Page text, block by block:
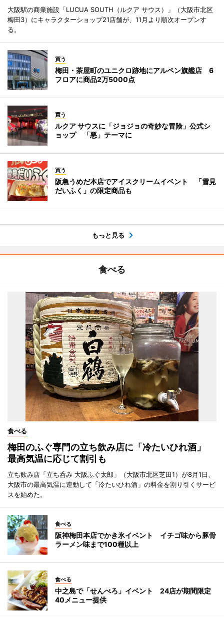
大阪駅の商業施設「LUCUA SOUTH（ルクア サウス）」（大阪市北区
梅田3）にキャラクターショップ21店舗が、11月より順次オープンす
る。
買う
梅田・茶屋町のユニクロ跡地にアルペン旗艦店 6
フロアに商品2万5000点
買う
ルクア サウスに「ジョジョの奇妙な冒険」公式シ
ョップ 「悪」テーマに
買う
阪急うめだ本店でアイスクリームイベント 「雪見
だいふく」の限定商品も
もっと見る
食べる
食べる
梅田のふぐ専門の立ち飲み店に「冷たいひれ酒」
最高気温に応じて割引も
立ち飲み店「立ち呑み 大阪ふぐ太郎」（大阪市北区芝田1）が8月1日、
大阪市の最高気温に連動して「冷たいひれ酒」の料金を割り引くサービ
スを始めた。
食べる
阪神梅田本店でかき氷イベント イチゴ味から豚骨
ラーメン味まで100種以上
食べる
中之島で「せんべろ」イベント 24店が期間限定
40メニュー提供